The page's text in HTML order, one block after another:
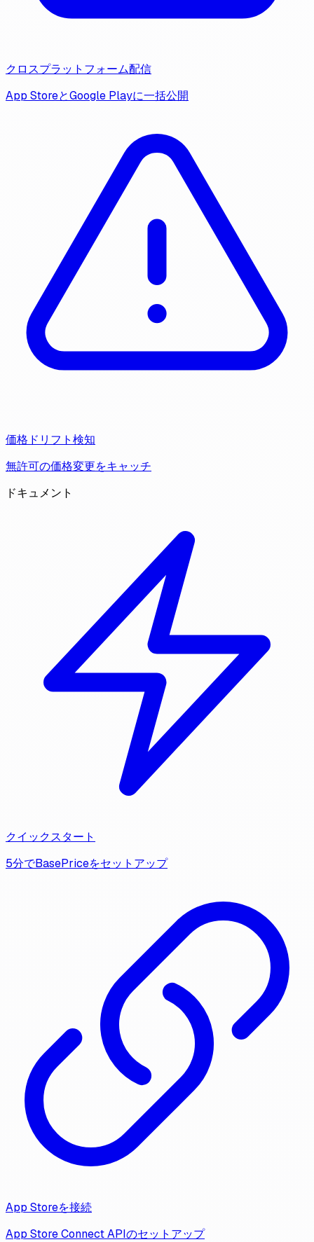
クロスプラットフォーム配信
App StoreとGoogle Playに一括公開
価格ドリフト検知
無許可の価格変更をキャッチ
ドキュメント
クイックスタート
5分でBasePriceをセットアップ
App Storeを接続
App Store Connect APIのセットアップ